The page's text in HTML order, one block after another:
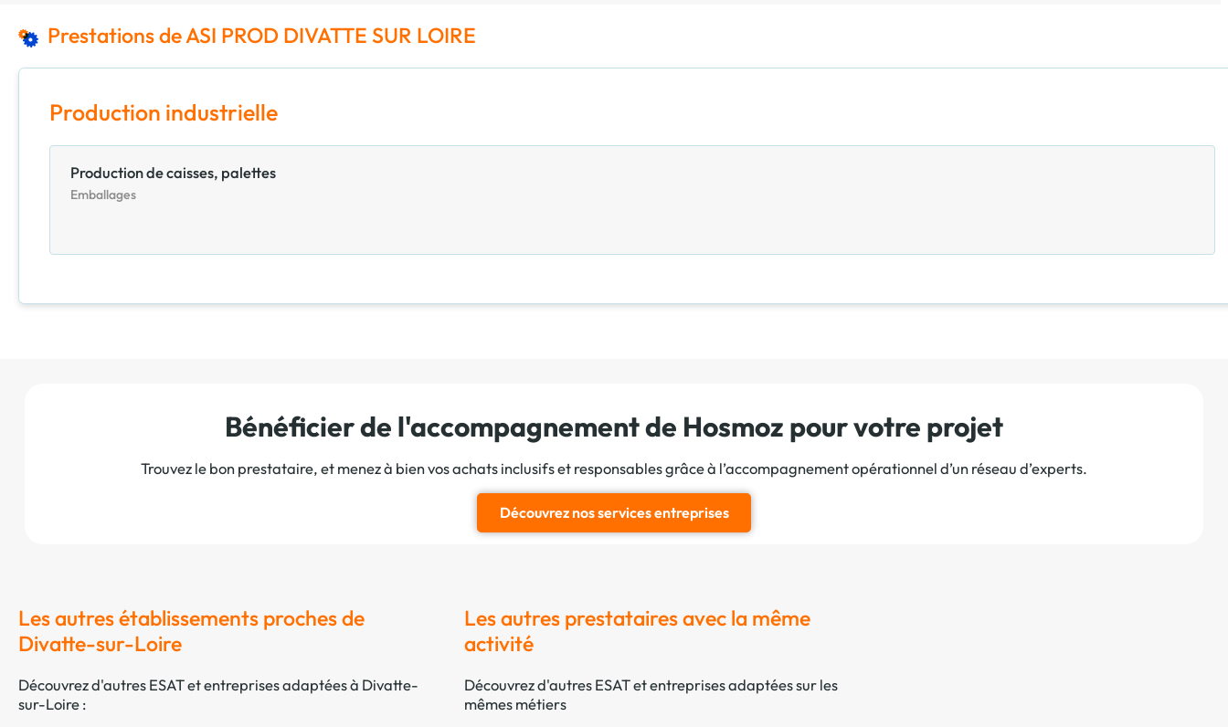
Prestations de ASI PROD DIVATTE SUR LOIRE
Production industrielle
Production de caisses, palettes
Emballages
Bénéficier de l'accompagnement de Hosmoz pour votre projet
Trouvez le bon prestataire, et menez à bien vos achats inclusifs et responsables grâce à l’accompagnement opérationnel d’un réseau d’experts.
Découvrez nos services entreprises
Les autres établissements proches de
Divatte-sur-Loire
Découvrez d'autres ESAT et entreprises adaptées à Divatte-
sur-Loire :
Les autres prestataires avec la même
activité
Découvrez d'autres ESAT et entreprises adaptées sur les
mêmes métiers